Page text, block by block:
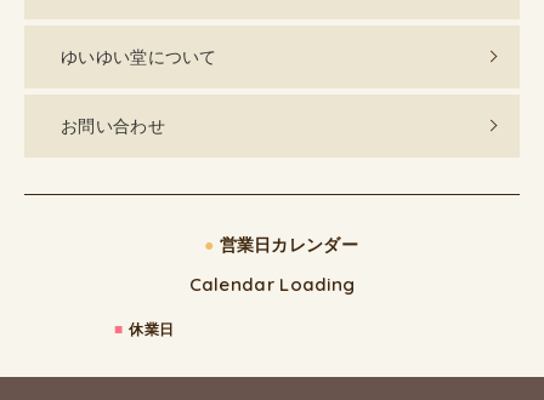
ゆいゆい堂について
お問い合わせ
● 営業日カレンダー
Calendar Loading
■ 休業日